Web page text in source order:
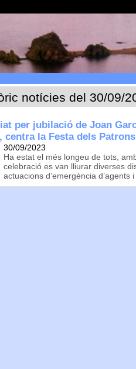
notícies del 30/09/
per jubilació de Joan
centra la Festa dels
30/09/2023
Ha estat el més longeu de tots,
celebració es van lliurar diverses
actuacions d’emergència d’agents